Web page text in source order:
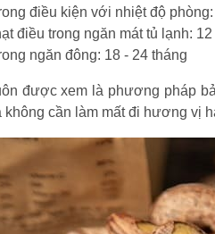
điều kiện với nhiệt độ
điều trong ngăn mát tủ lạnh:
ngăn đông: 18 - 24 tháng
được xem là phương pháp
cần làm mất đi hương vị